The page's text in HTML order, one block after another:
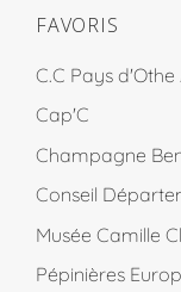
FAVORIS
C.C Pays d'Othe
Cap'C
Champagne
Conseil
Musée Camille
Pépinières